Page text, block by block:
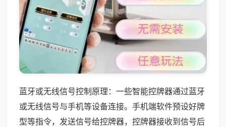
蓝牙或无线信号控制原理：一些智能控牌器通过蓝牙
或无线信号与手机等设备连接。手机端软件预设好牌
型等指令，发送信号给控牌器，控牌器接收到信号后